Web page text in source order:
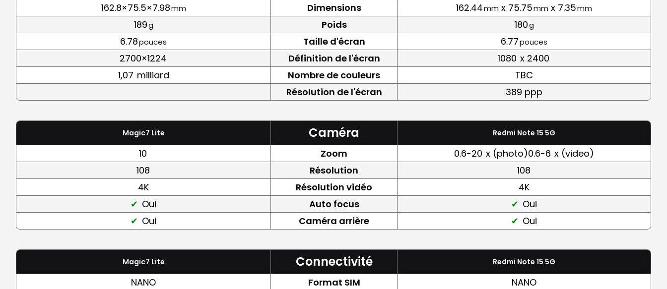
162.8×75.5×7.98mm Dimensions 162.44mm x 75.75mm x 7.35mm
189g Poids 180g
6.78pouces Taille d'écran 6.77pouces
2700×1224 Définition de l'écran 1080 x 2400
1,07 milliard Nombre de couleurs
TBC
Résolution de l'écran
389 ppp
Magic7 Lite Caméra Redmi Note 15 5G
10 Zoom 0.6-20 x (photo)0.6-6 x (video)
108
Résolution
108
4K
Résolution vidéo
4K
Oui
Auto focus
Oui
Oui
Caméra arrière Oui
Magic7 Lite Connectivité Redmi Note 15 5G
NANO Format SIM
NANO